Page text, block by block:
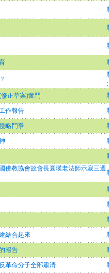
正草案)奮鬥
作報告
略鬥爭
佛教協會故會長圓瑛老法師示寂三週
結合起來
報告
革命分子全部肅清